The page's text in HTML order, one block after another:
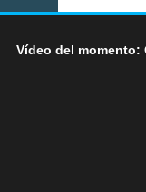
Vídeo del momento: